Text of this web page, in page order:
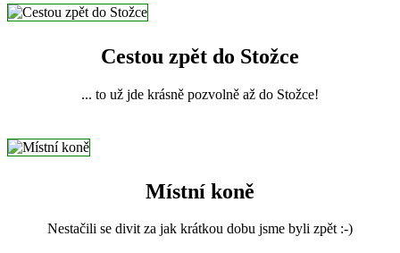
Cestou zpět do Stožce
... to už jde krásně pozvolně až do Stožce!
Místní koně
Nestačili se divit za jak krátkou dobu jsme byli zpět :-)